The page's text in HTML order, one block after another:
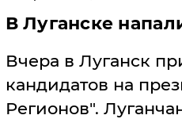
В Луганске
Вчера в Луганск
кандидатов на
Регионов".